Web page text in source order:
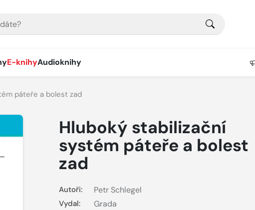
E-knihyAudioknihy
páteře a bolest zad
Hluboký stabilizační
systém páteře a bolest
zad
Autoři: Petr Schlegel
Vydal: Grada